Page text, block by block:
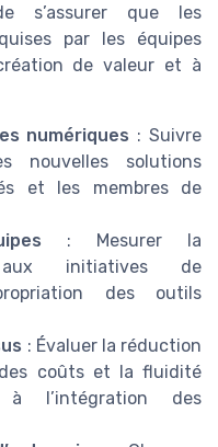
s’assurer que les
par les équipes
de valeur et à
numériques : Suivre
nouvelles solutions
et les membres de
: Mesurer la
initiatives de
des outils
: Évaluer la réduction
des coûts et la fluidité
l’intégration des